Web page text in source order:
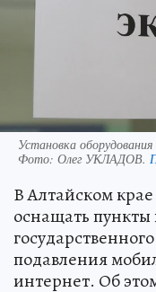
Установка
Фото: Олег УКЛАДОВ.
В Алтайском крае
оснащать
подавления
интернет. Об